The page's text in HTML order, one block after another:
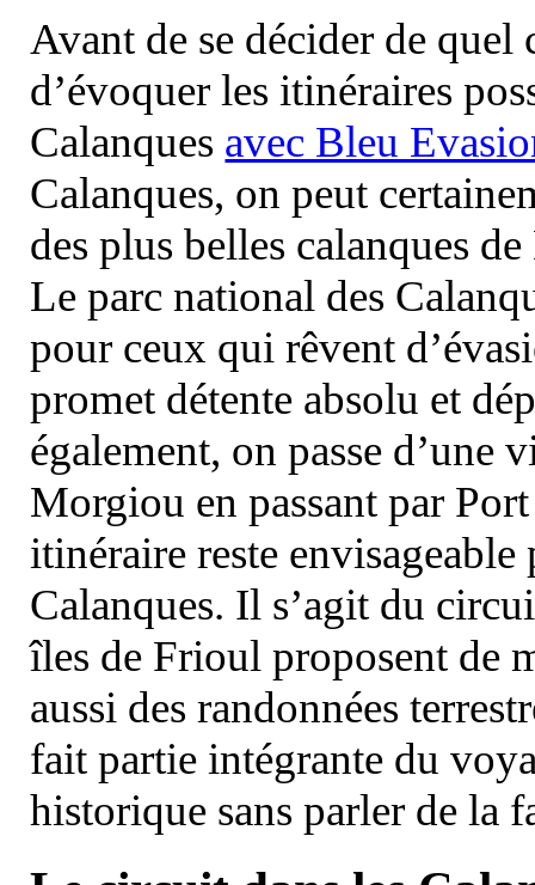
Avant de se décider de
d’évoquer les itinéraires
Calanques avec Bleu
Calanques, on peut
des plus belles calanques
Le parc national des
pour ceux qui rêvent
promet détente absolu et
également, on passe d’une
Morgiou en passant par
itinéraire reste
Calanques. Il s’agit du
îles de Frioul proposent de
aussi des randonnées
fait partie intégrante du
historique sans parler de la